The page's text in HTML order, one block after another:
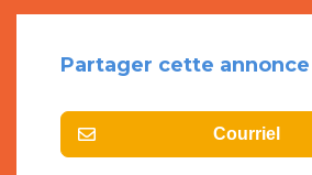
Partager cette annonce
Courriel